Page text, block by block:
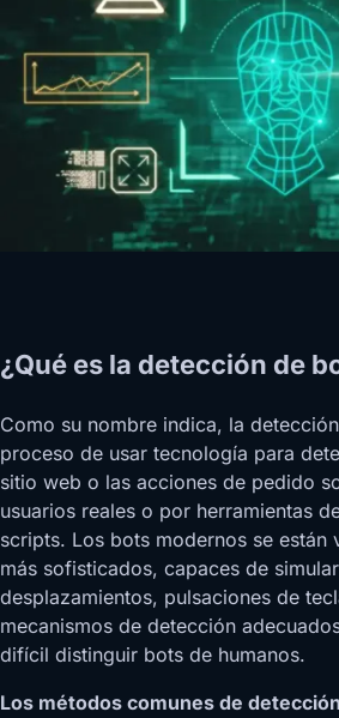
¿Qué es la detección de
Como su nombre indica, la
proceso de usar tecnología para
sitio web o las acciones de pedido
usuarios reales o por herramientas
scripts. Los bots modernos se están
más sofisticados, capaces de
desplazamientos, pulsaciones de
mecanismos de detección
difícil distinguir bots de humanos.
Los métodos comunes de